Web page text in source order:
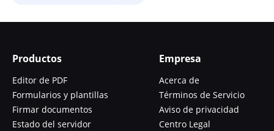
Productos
Editor de PDF
Formularios y plantillas
Firmar documentos
Estado del servidor
Empresa
Acerca de
Términos de Servicio
Aviso de privacidad
Centro Legal